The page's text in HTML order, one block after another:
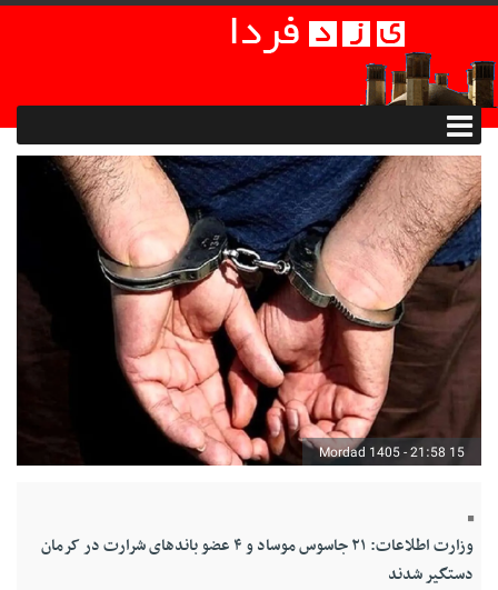
15 Mordad 1405 - 21:58
وزارت اطلاعات: ۲۱ جاسوس موساد و ۴ عضو باندهای شرارت در کرمان
دستگیر شدند